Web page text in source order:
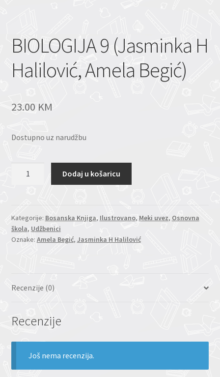
BIOLOGIJA 9 (Jasminka H
Halilović, Amela Begić)
23.00 KM
Dostupno uz narudžbu
Halilović,
Amela
Begić)
Dodaj u košaricu
Kategorije: Bosanska Knjiga, Ilustrovano, Meki uvez, Osnovna
škola, Udžbenici
Oznake: Amela Begić, Jasminka H Halilović
Recenzije (0)
Recenzije
Još nema recenzija.